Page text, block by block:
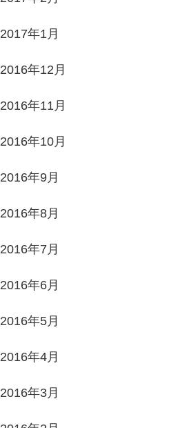
2017年1月
2016年12月
2016年11月
2016年10月
2016年9月
2016年8月
2016年7月
2016年6月
2016年5月
2016年4月
2016年3月